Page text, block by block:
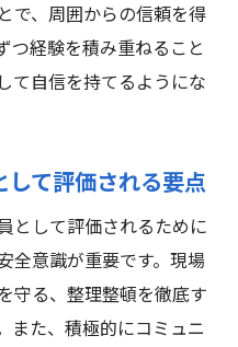
で、周囲からの信頼を得
つ経験を積み重ねること
て自信を持てるようにな
て評価される要点
として評価されるために
全意識が重要です。現場
守る、整理整頓を徹底す
また、積極的にコミュニ